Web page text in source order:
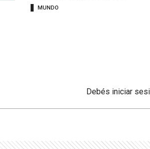
MUNDO
Debés iniciar